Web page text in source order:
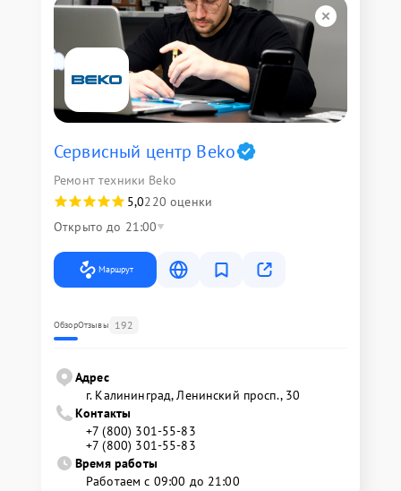
Сервисный центр Beko
Ремонт техники Beko
5,0220 оценки
Открыто до 21:00
Маршрут
ОбзорОтзывы 192
Адрес
г. Калининград, Ленинский просп., 30
Контакты
+7 (800) 301-55-83
+7 (800) 301-55-83
Время работы
Работаем с 09:00 до 21:00